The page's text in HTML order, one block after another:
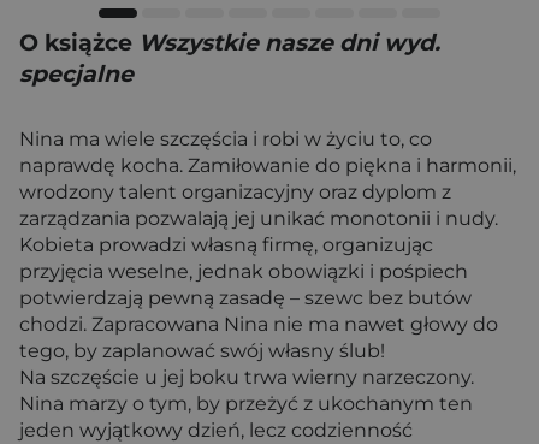
O książce Wszystkie nasze dni wyd.
specjalne
Nina ma wiele szczęścia i robi w życiu to, co
naprawdę kocha. Zamiłowanie do piękna i harmonii,
wrodzony talent organizacyjny oraz dyplom z
zarządzania pozwalają jej unikać monotonii i nudy.
Kobieta prowadzi własną firmę, organizując
przyjęcia weselne, jednak obowiązki i pośpiech
potwierdzają pewną zasadę – szewc bez butów
chodzi. Zapracowana Nina nie ma nawet głowy do
tego, by zaplanować swój własny ślub!
Na szczęście u jej boku trwa wierny narzeczony.
Nina marzy o tym, by przeżyć z ukochanym ten
jeden wyjątkowy dzień, lecz codzienność